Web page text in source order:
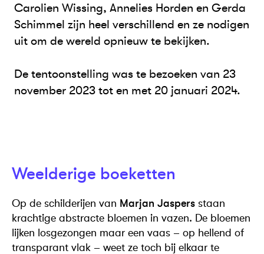
Carolien Wissing, Annelies Horden en Gerda
Schimmel zijn heel verschillend en ze nodigen
uit om de wereld opnieuw te bekijken.
De tentoonstelling was te bezoeken van 23
november 2023 tot en met 20 januari 2024.
Weelderige boeketten
Op de schilderijen van Marjan Jaspers staan
krachtige abstracte bloemen in vazen. De bloemen
lijken losgezongen maar een vaas – op hellend of
transparant vlak – weet ze toch bij elkaar te